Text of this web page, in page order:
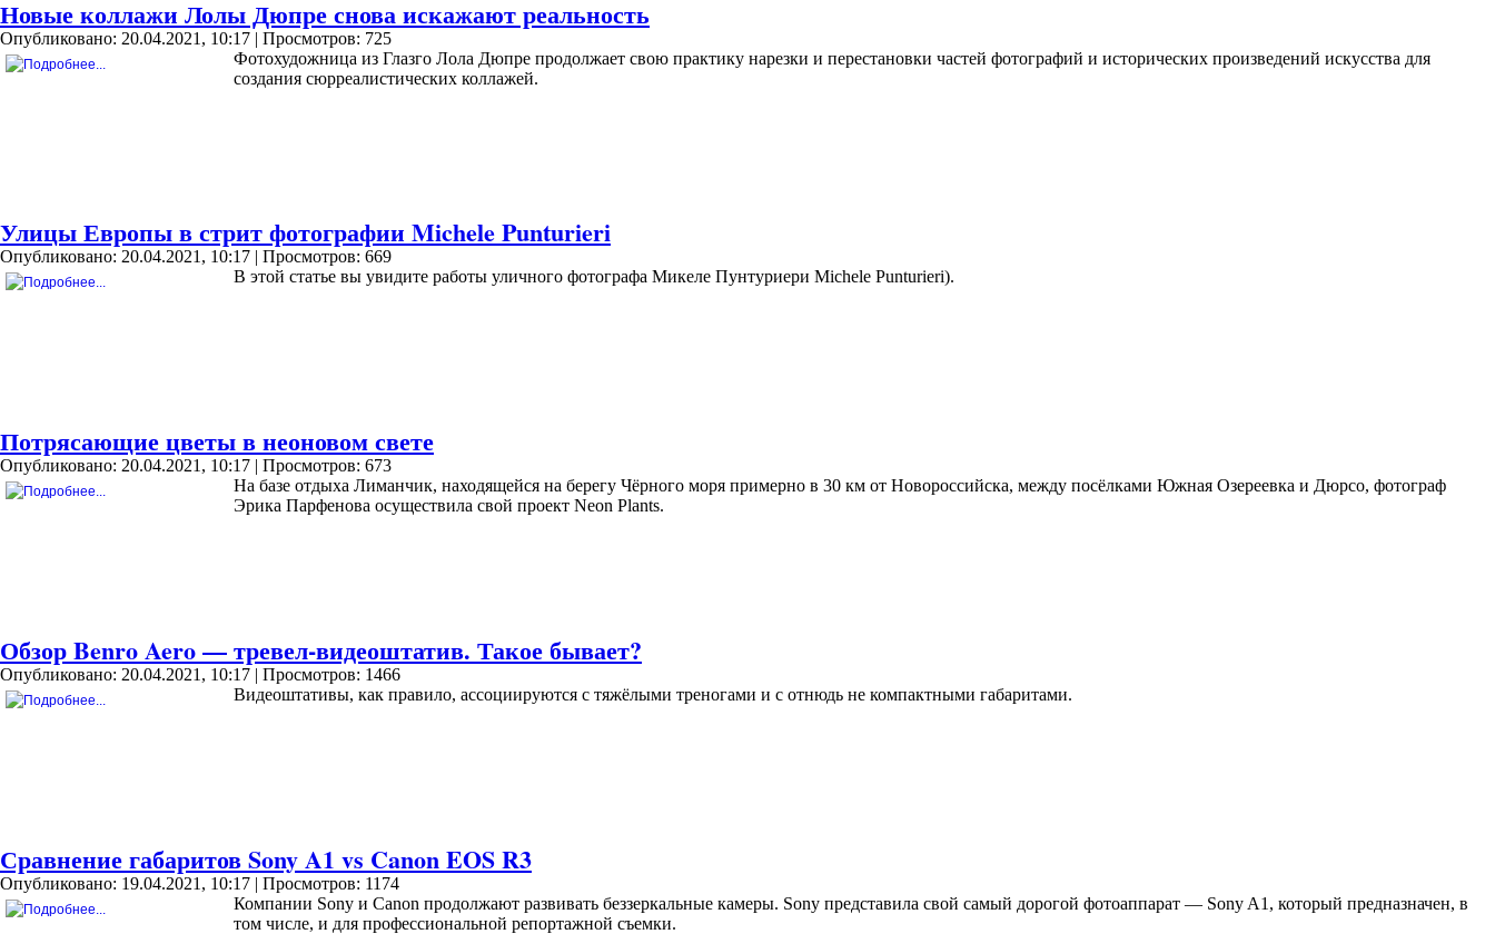
Новые коллажи Лолы Дюпре снова искажают реальность
Опубликовано: 20.04.2021, 10:17 | Просмотров: 725
Фотохудожница из Глазго Лола Дюпре продолжает свою практику нарезки и перестановки частей фотографий и исторических произведений искусства для
создания сюрреалистических коллажей.
Улицы Европы в стрит фотографии Michele Punturieri
Опубликовано: 20.04.2021, 10:17 | Просмотров: 669
В этой статье вы увидите работы уличного фотографа Микеле Пунтуриери Michele Punturieri).
Потрясающие цветы в неоновом свете
Опубликовано: 20.04.2021, 10:17 | Просмотров: 673
На базе отдыха Лиманчик, находящейся на берегу Чёрного моря примерно в 30 км от Новороссийска, между посёлками Южная Озереевка и Дюрсо, фотограф
Эрика Парфенова осуществила свой проект Neon Plants.
Обзор Benro Aero — тревел-видеоштатив. Такое бывает?
Опубликовано: 20.04.2021, 10:17 | Просмотров: 1466
Видеоштативы, как правило, ассоциируются с тяжёлыми треногами и с отнюдь не компактными габаритами.
Сравнение габаритов Sony A1 vs Canon EOS R3
Опубликовано: 19.04.2021, 10:17 | Просмотров: 1174
Компании Sony и Canon продолжают развивать беззеркальные камеры. Sony представила свой самый дорогой фотоаппарат — Sony A1, который предназначен, в
том числе, и для профессиональной репортажной съемки.